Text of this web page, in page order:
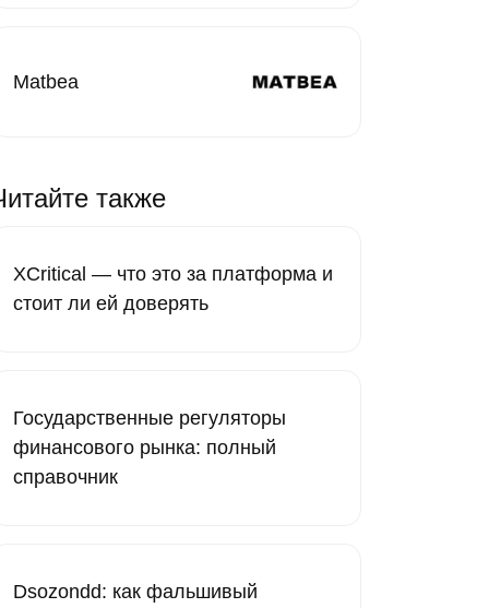
Matbea
также
XCritical — что это за платформа и
стоит ли ей доверять
Государственные регуляторы
финансового рынка: полный
справочник
Dsozondd: как фальшивый